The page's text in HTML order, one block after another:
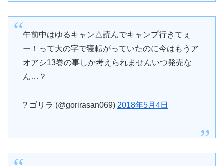
午前中はゆるキャン△読んでキャンプ行きてぇ
ー！って大の字で寝転がっていたのに今はもうア
オアシ13巻の事しか考えられませんいつ発売な
ん…？
? ゴリラ (@gorirasan069) 2018年5月4日